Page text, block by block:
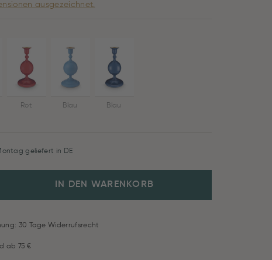
ausgezeichnet.
Rot Blau Blau
geliefert in DE
IN DEN WARENKORB
30 Tage Widerrufsrecht
ab 75 €